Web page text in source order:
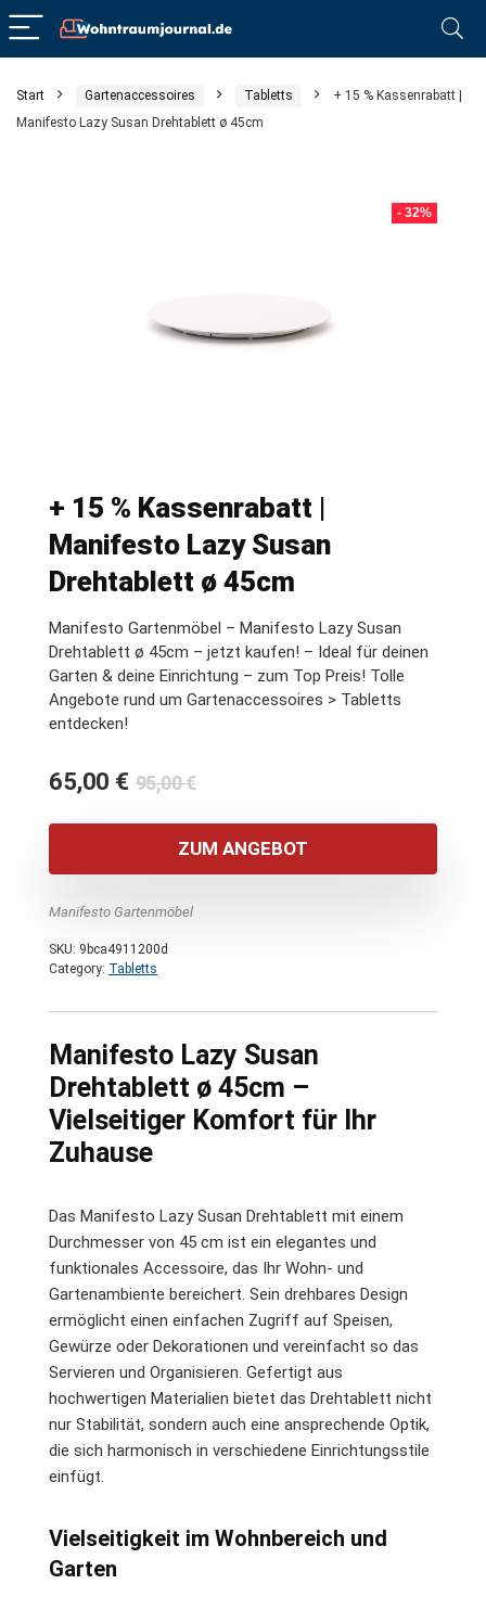
Start Gartenaccessoires Tabletts
+ 15 % Kassenrabatt |
Manifesto Lazy Susan Drehtablett ø 45cm
- 32%
+ 15 % Kassenrabatt |
Manifesto Lazy Susan
Drehtablett ø 45cm
Manifesto Gartenmöbel – Manifesto Lazy Susan
Drehtablett ø 45cm – jetzt kaufen! – Ideal für deinen
Garten & deine Einrichtung – zum Top Preis! Tolle
Angebote rund um Gartenaccessoires > Tabletts
entdecken!
95,00€Ursprünglicher
war:
95,00 €
65,00 €
Aktueller
ist:
65,00 €.
ZUM ANGEBOT
Manifesto Gartenmöbel
SKU: 9bca4911200d
Category: Tabletts
Manifesto Lazy Susan
Drehtablett ø 45cm –
Vielseitiger Komfort für Ihr
Zuhause
Das Manifesto Lazy Susan Drehtablett mit einem
Durchmesser von 45 cm ist ein elegantes und
funktionales Accessoire, das Ihr Wohn- und
Gartenambiente bereichert. Sein drehbares Design
ermöglicht einen einfachen Zugriff auf Speisen,
Gewürze oder Dekorationen und vereinfacht so das
Servieren und Organisieren. Gefertigt aus
hochwertigen Materialien bietet das Drehtablett nicht
nur Stabilität, sondern auch eine ansprechende Optik,
die sich harmonisch in verschiedene Einrichtungsstile
einfügt.
Vielseitigkeit im Wohnbereich und
Garten